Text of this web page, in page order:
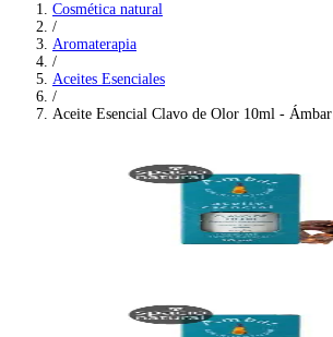
Cosmética natural
/
Aromaterapia
/
Aceites Esenciales
/
Aceite Esencial Clavo de Olor 10ml - Ámbar